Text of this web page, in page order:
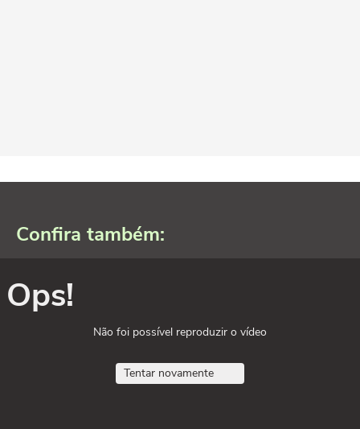
Confira também:
Ops!
Não foi possível reproduzir o vídeo
Tentar novamente